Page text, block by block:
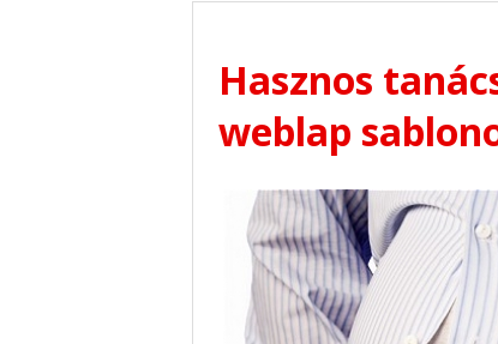
Hasznos
weblap